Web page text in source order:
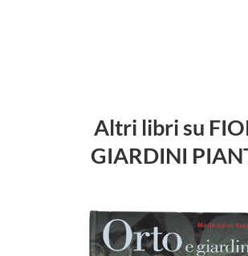
Altri libri su
GIARDINI